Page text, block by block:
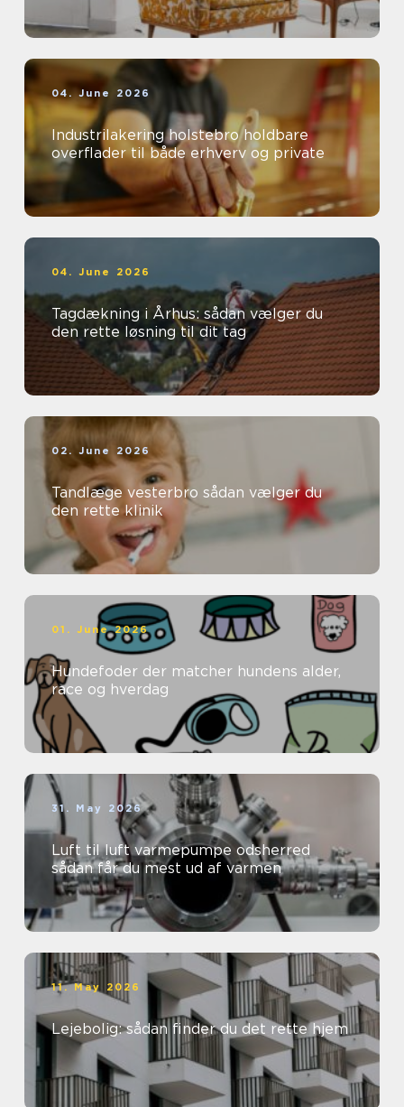
04. June 2026
Industrilakering holstebro holdbare
overflader til både erhverv og private
04. June 2026
Tagdækning i Århus: sådan vælger du
den rette løsning til dit tag
02. June 2026
Tandlæge vesterbro sådan vælger du
den rette klinik
01. June 2026
Hundefoder der matcher hundens alder,
race og hverdag
31. May 2026
Luft til luft varmepumpe odsherred
sådan får du mest ud af varmen
11. May 2026
Lejebolig: sådan finder du det rette hjem